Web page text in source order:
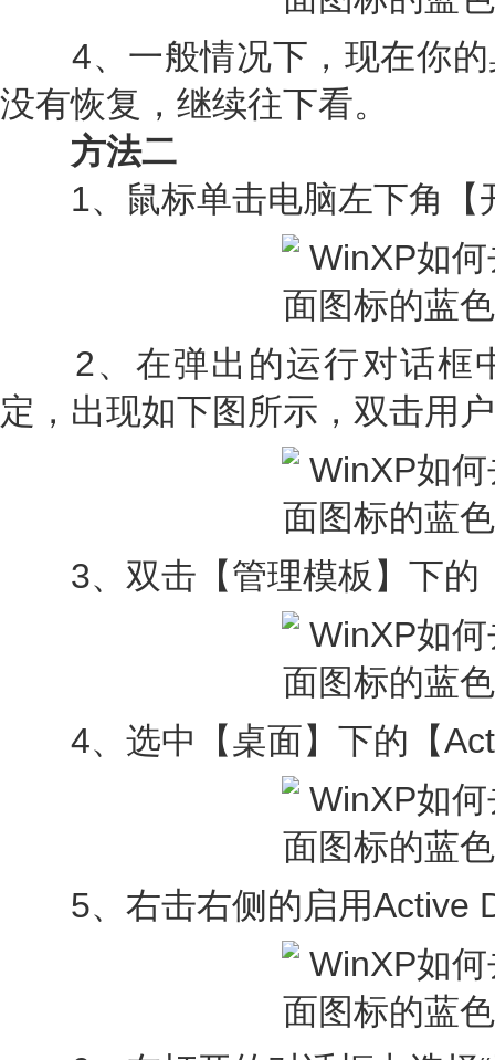
4、一般情况下，现在你的
没有恢复，继续往下看。
方法二
1、鼠标单击电脑左下角【
2、在弹出的运行对话框
定，出现如下图所示，双击用
3、双击【管理模板】下的
4、选中【桌面】下的【
5、右击右侧的启用Active